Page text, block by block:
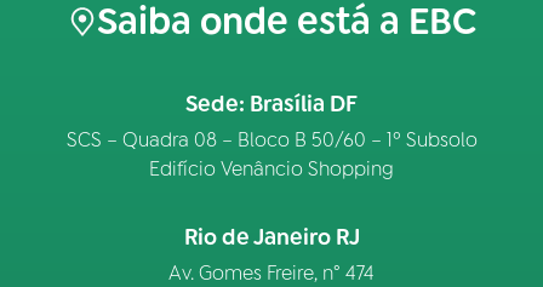
Saiba onde está a EBC
Sede: Brasília DF
SCS – Quadra 08 – Bloco B 50/60 – 1º Subsolo
Edifício Venâncio Shopping
Rio de Janeiro RJ
Av. Gomes Freire, n° 474